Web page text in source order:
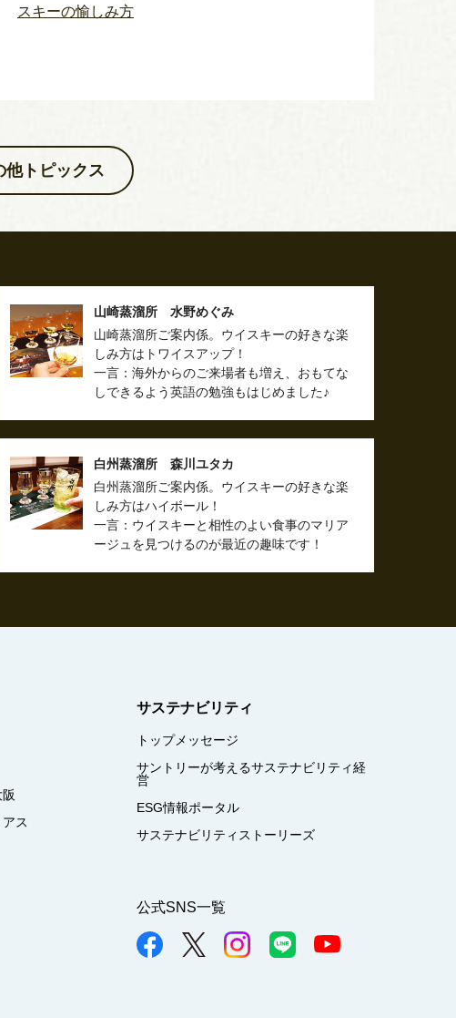
スキーの愉しみ方
他トピックス
山崎蒸溜所 水野めぐみ
山崎蒸溜所ご案内係。ウイスキーの好きな楽
しみ方はトワイスアップ！
一言：海外からのご来場者も増え、おもてな
しできるよう英語の勉強もはじめました♪
白州蒸溜所 森川ユタカ
白州蒸溜所ご案内係。ウイスキーの好きな楽
しみ方はハイボール！
一言：ウイスキーと相性のよい食事のマリア
ージュを見つけるのが最近の趣味です！
ス
サステナビリティ
トップメッセージ
サントリーが考えるサステナビリティ経
営
ESG情報ポータル
サステナビリティストーリーズ
公式SNS一覧